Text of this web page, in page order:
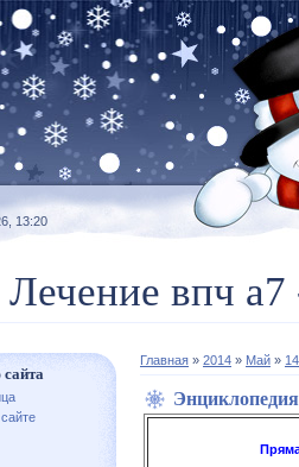
13:20
Лечение впч
Главная » 2014 » Май » 14